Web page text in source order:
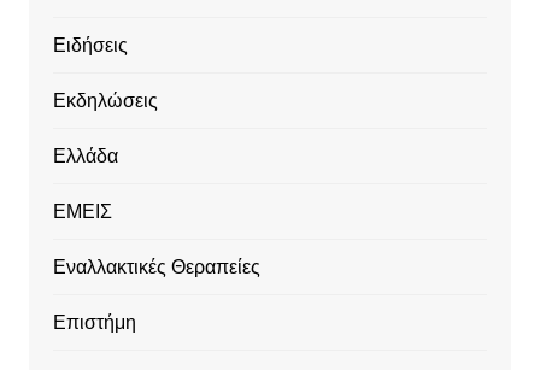
Ειδήσεις
Εκδηλώσεις
Ελλάδα
ΕΜΕΙΣ
Εναλλακτικές Θεραπείες
Επιστήμη